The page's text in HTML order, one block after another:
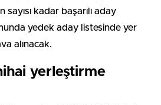
sayısı kadar başarılı aday
yedek aday listesinde yer
alınacak.
yerleştirme